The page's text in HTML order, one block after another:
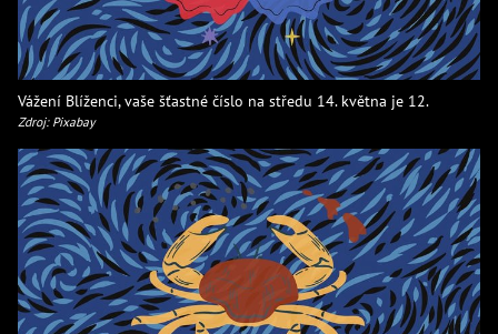
Vážení Blíženci, vaše šťastné číslo na středu 14. května je 12.
Zdroj: Pixabay